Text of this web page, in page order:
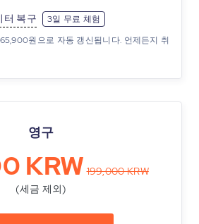
터 복구
3일 무료 체험
원으로 자동 갱신됩니다. 언제든지 취
영구
KRW 199,000 KRW
(세금 제외)